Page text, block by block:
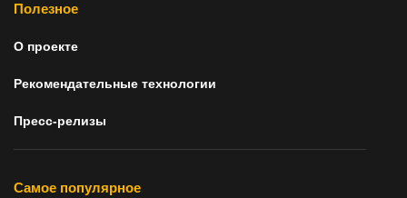
Полезное
О проекте
Рекомендательные технологии
Пресс-релизы
Самое популярное